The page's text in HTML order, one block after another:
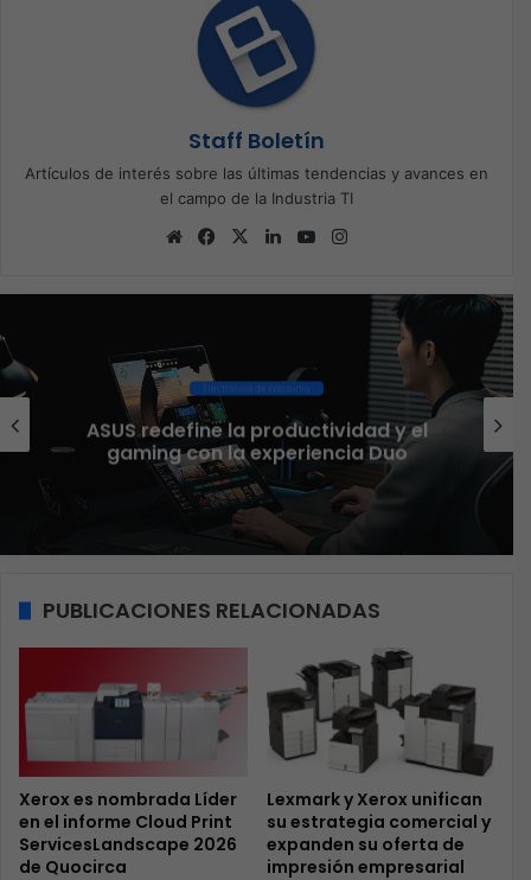
Staff Boletín
Artículos de interés sobre las últimas tendencias y avances en
el campo de la Industria TI
Sitio
Facebook
X LinkedInYouTube
Electrónica de consumo
redefine la productividad y el
con la experiencia Duo
El
PUBLICACIONES RELACIONADAS
Xerox es nombrada Líder
en el informe Cloud Print
ServicesLandscape 2026
de Quocirca
Lexmark y Xerox unifican
su estrategia comercial y
expanden su oferta de
impresión empresarial